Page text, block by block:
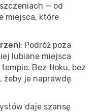
— od
miejsca, które
: Podróż poza
lubiane miejsca
Bez tłoku, bez
żeby je naprawdę
daje szansę